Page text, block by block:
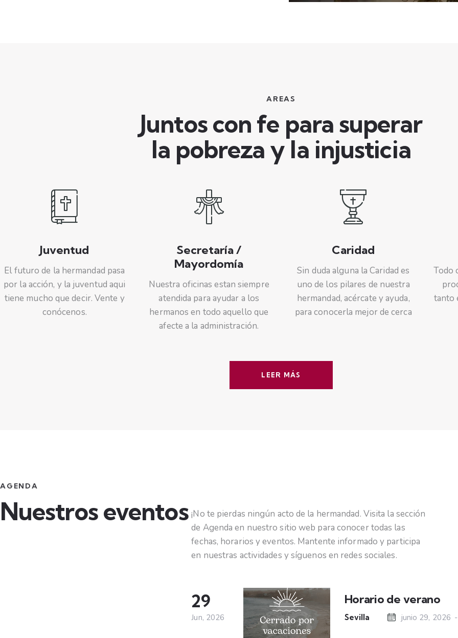
AREAS
Juntos con fe para superar
la pobreza y la injusticia
Juventud
El futuro de la hermandad pasa
por la acción, y la juventud aqui
tiene mucho que decir. Vente y
conócenos.
Secretaría /
Mayordomía
Nuestra oficinas estan siempre
atendida para ayudar a los
hermanos en todo aquello que
afecte a la administración.
Caridad
Sin duda alguna la Caridad es
uno de los pilares de nuestra
hermandad, acércate y ayuda,
para conocerla mejor de cerca
Todo
tanto
LEER MÁS
AGENDA
Nuestros eventos ¡No te pierdas ningún acto de la hermandad. Visita la sección
de Agenda en nuestro sitio web para conocer todas las
fechas, horarios y eventos. Mantente informado y participa
en nuestras actividades y síguenos en redes sociales.
29
Jun, 2026
Horario de verano
Sevilla junio 29, 2026 -